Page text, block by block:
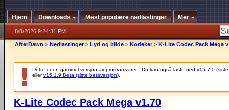
Hjem Downloads Mest populære nedlastinger Mer
8/8/2026 9:24:31 PM
AfterDawn > Nedlastinger > Lyd og bilde > Kodeker > K-Lite Codec Pack Mega
Dette er en gammel versjon av programvaren. Du kan også laste ned v15.7.0
ellerv15.1.9 Beta (siste betaversjon)
K-Lite Codec Pack Mega v1.70